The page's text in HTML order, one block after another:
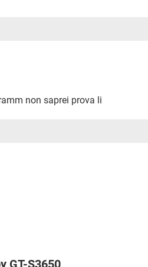
non saprei prova li
GT-S3650